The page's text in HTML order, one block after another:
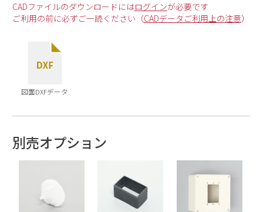
CADファイルのダウンロードにはログインが必要です
ご利用の前に必ずご一読ください（CADデータご利用上の注意）
図面DXFデータ
別売オプション